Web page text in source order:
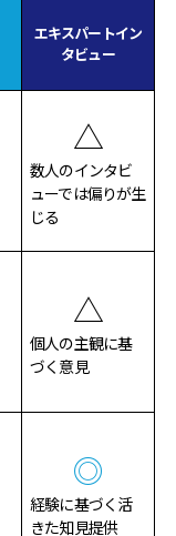
エキスパートイン
タビュー
△
数人のインタビ
ューでは偏りが生
じる
△
個人の主観に基
づく意見
◎
経験に基づく活
きた知見提供